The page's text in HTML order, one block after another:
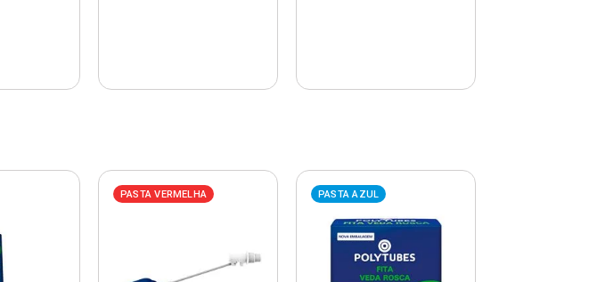
PASTA VERMELHA PASTA AZUL